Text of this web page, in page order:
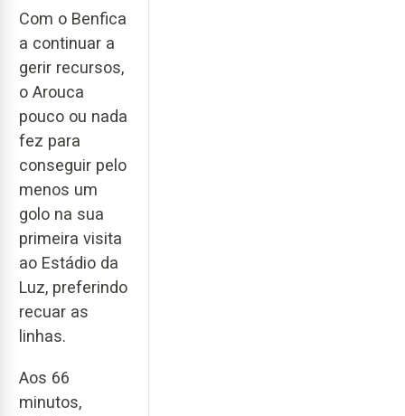
Com o Benfica
a continuar a
gerir recursos,
o Arouca
pouco ou nada
fez para
conseguir pelo
menos um
golo na sua
primeira visita
ao Estádio da
Luz, preferindo
recuar as
linhas.
Aos 66
minutos,